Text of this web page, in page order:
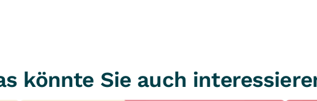
könnte Sie auch